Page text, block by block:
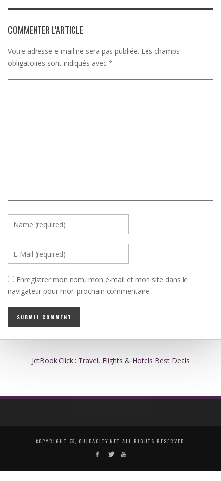
COMMENTER L'ARTICLE
Votre adresse e-mail ne sera pas publiée. Les champs
obligatoires sont indiqués avec *
Enregistrer mon nom, mon e-mail et mon site dans le
navigateur pour mon prochain commentaire.
JetBook.Click : Travel, Flights & Hotels Best Deals
COPYRIGHT ©, OUJDACITY.NET ALL RIGHTS RESERVED.